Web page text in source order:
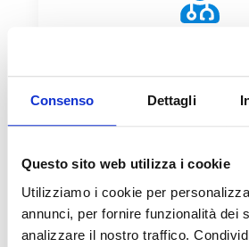
Consenso Dettagli
Questo sito web utilizza i cookie
Utilizziamo i cookie per
annunci, per fornire funzionalità dei
analizzare il nostro traffico.